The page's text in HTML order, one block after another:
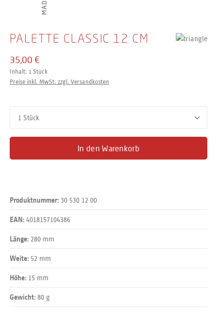
PALETTE CLASSIC 12 CM
35,00 €
Inhalt: 1 Stück
Preise inkl. MwSt. zzgl. Versandkosten
In den Warenkorb
Produktnummer: 30 530 12 00
EAN: 4018157104386
Länge: 280 mm
Weite: 52 mm
Höhe: 15 mm
Gewicht: 80 g